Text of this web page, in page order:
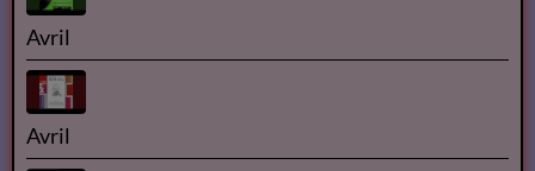
Avril
Avril